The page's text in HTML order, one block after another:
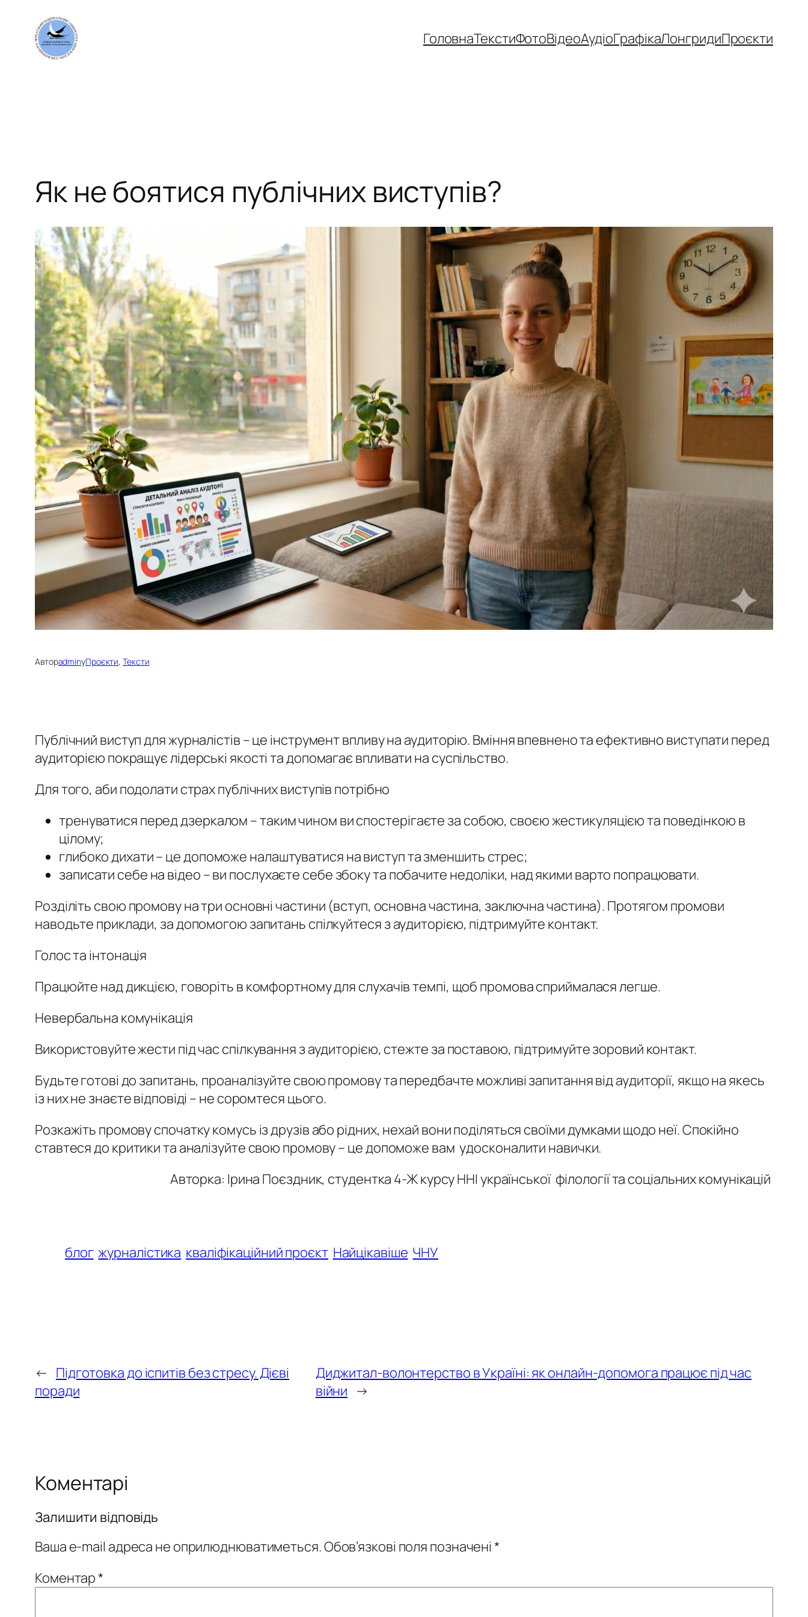
Перейти
вмісту
ГоловнаТекстиФотоВідеоАудіоГрафікаЛонгридиПроєкти
Як не боятися публічних виступів?
АвторadminуПроєкти, Тексти
Публічний виступ для журналістів – це інструмент впливу на аудиторію. Вміння впевнено та ефективно виступати перед
аудиторією покращує лідерські якості та допомагає впливати на суспільство.
Для того, аби подолати страх публічних виступів потрібно
тренуватися перед дзеркалом – таким чином ви спостерігаєте за собою, своєю жестикуляцією та поведінкою в
цілому;
глибоко дихати – це допоможе налаштуватися на виступ та зменшить стрес;
записати себе на відео – ви послухаєте себе збоку та побачите недоліки, над якими варто попрацювати.
Розділіть свою промову на три основні частини (вступ, основна частина, заключна частина). Протягом промови
наводьте приклади, за допомогою запитань спілкуйтеся з аудиторією, підтримуйте контакт.
Голос та інтонація
Працюйте над дикцією, говоріть в комфортному для слухачів темпі, щоб промова сприймалася легше.
Невербальна комунікація
Використовуйте жести під час спілкування з аудиторією, стежте за поставою, підтримуйте зоровий контакт.
Будьте готові до запитань, проаналізуйте свою промову та передбачте можливі запитання від аудиторії, якщо на якесь
із них не знаєте відповіді – не соромтеся цього.
Розкажіть промову спочатку комусь із друзів або рідних, нехай вони поділяться своїми думками щодо неї. Спокійно
ставтеся до критики та аналізуйте свою промову – це допоможе вам удосконалити навички.
Авторка: Ірина Поєздник, студентка 4-Ж курсу ННІ української філології та соціальних комунікацій
блог журналістика кваліфікаційний проєкт Найцікавіше ЧНУ
← Підготовка до іспитів без стресу. Дієві
поради
Диджитал-волонтерство в Україні: як онлайн-допомога працює під час
війни →
Коментарі
Залишити відповідь
Ваша e-mail адреса не оприлюднюватиметься.Обов’язкові поля позначені*
Коментар*